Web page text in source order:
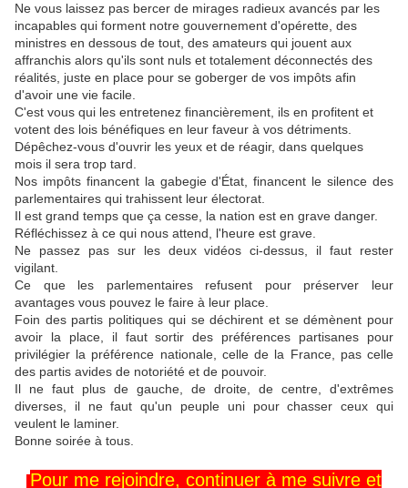
Ne vous laissez pas bercer de mirages radieux avancés par les
incapables qui forment notre gouvernement d'opérette, des
ministres en dessous de tout, des amateurs qui jouent aux
affranchis alors qu'ils sont nuls et totalement déconnectés des
réalités, juste en place pour se goberger de vos impôts afin
d'avoir une vie facile.
C'est vous qui les entretenez financièrement, ils en profitent et
votent des lois bénéfiques en leur faveur à vos détriments.
Dépêchez-vous d'ouvrir les yeux et de réagir, dans quelques
mois il sera trop tard.
Nos impôts financent la gabegie d'État, financent le silence des
parlementaires qui trahissent leur électorat.
Il est grand temps que ça cesse, la nation est en grave danger.
Réfléchissez à ce qui nous attend, l'heure est grave.
Ne passez pas sur les deux vidéos ci-dessus, il faut rester
vigilant.
Ce que les parlementaires refusent pour préserver leur
avantages vous pouvez le faire à leur place.
Foin des partis politiques qui se déchirent et se démènent pour
avoir la place, il faut sortir des préférences partisanes pour
privilégier la préférence nationale, celle de la France, pas celle
des partis avides de notoriété et de pouvoir.
Il ne faut plus de gauche, de droite, de centre, d'extrêmes
diverses, il ne faut qu'un peuple uni pour chasser ceux qui
veulent le laminer.
Bonne soirée à tous.
Pour me rejoindre, continuer à me suivre et